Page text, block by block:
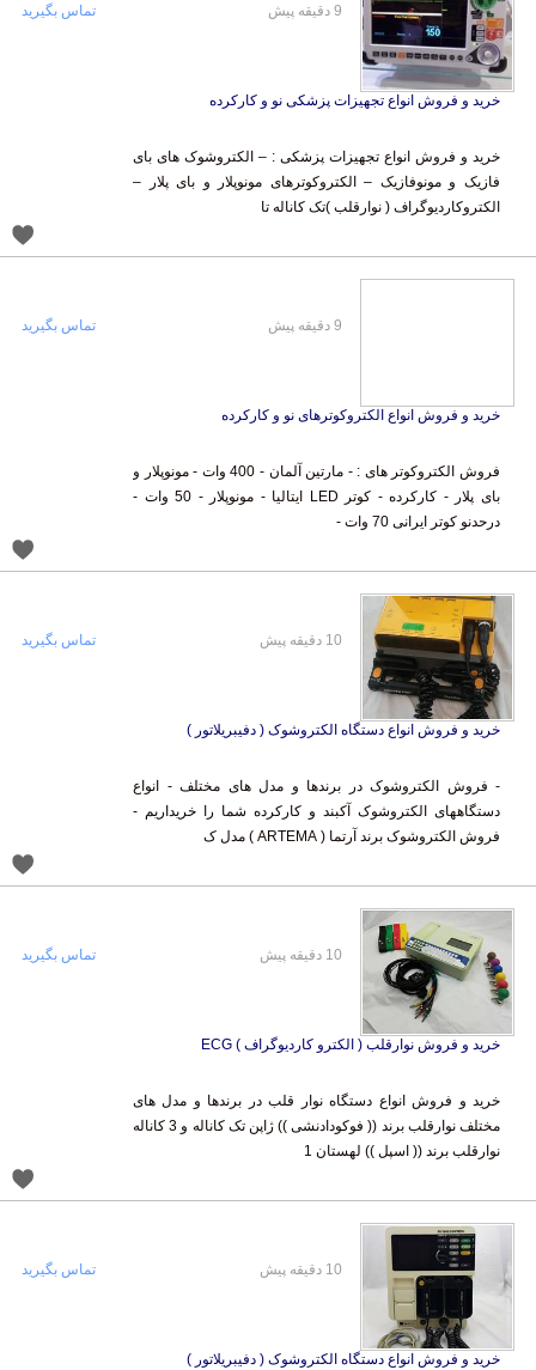
خرید و فروش انواع تجهیزات پزشکی نو و کارکرده
خرید و فروش انواع تجهیزات پزشکی : – الکتروشوک های بای
فازیک و مونوفازیک – الکتروکوترهای مونوپلار و بای پلار –
الکتروکاردیوگراف ( نوارقلب )تک کاناله تا
9 دقیقه پیش تماس بگیرید
خرید و فروش انواع الکتروکوترهای نو و کارکرده
فروش الکتروکوتر های : - مارتین آلمان - 400 وات - مونوپلار و
بای پلار - کارکرده - کوتر LED ایتالیا - مونوپلار - 50 وات -
درحدنو کوتر ایرانی 70 وات -
9 دقیقه پیش تماس بگیرید
خرید و فروش انواع دستگاه الکتروشوک ( دفیبریلاتور )
- فروش الکتروشوک در برندها و مدل های مختلف - انواع
دستگاههای الکتروشوک آکبند و کارکرده شما را خریداریم -
فروش الکتروشوک برند آرتما ( ARTEMA ) مدل ک
10 دقیقه پیش تماس بگیرید
خرید و فروش نوارقلب ( الکترو کاردیوگراف ) ECG
خرید و فروش انواع دستگاه نوار قلب در برندها و مدل های
مختلف نوارقلب برند (( فوکودادنشی )) ژاپن تک کاناله و 3 کاناله
نوارقلب برند (( اسپل )) لهستان 1
10 دقیقه پیش تماس بگیرید
خرید و فروش انواع دستگاه الکتروشوک ( دفیبریلاتور )
10 دقیقه پیش تماس بگیرید